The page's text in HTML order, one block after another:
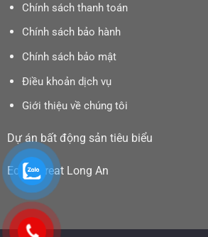
Chính sách thanh toán
Chính sách bảo hành
Chính sách bảo mật
Điều khoản dịch vụ
Giới thiệu về chúng tôi
Dự án bất động sản tiêu biểu
Eco Retreat Long An